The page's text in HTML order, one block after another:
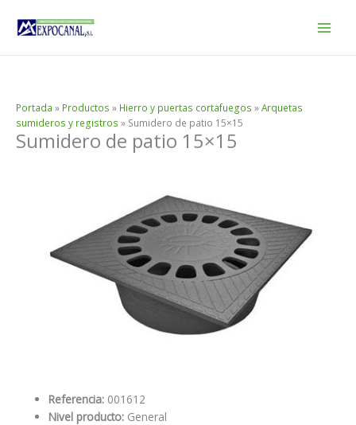
Portada » Productos » Hierro y puertas cortafuegos »Arquetas
sumideros y registros » Sumidero de patio 15×15
Sumidero de patio 15×15
Referencia: 001612
Nivel producto: General